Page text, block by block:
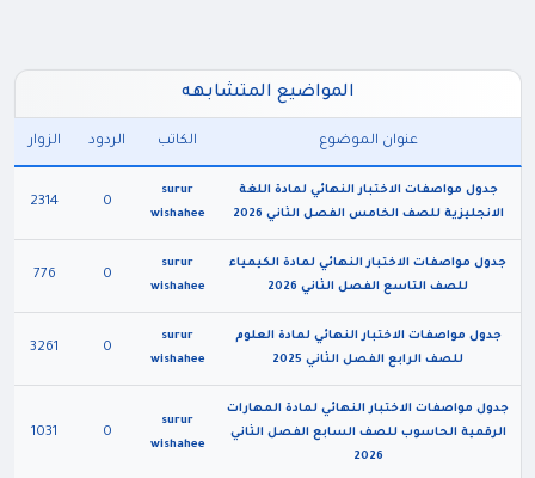
المواضيع المتشابهه
عنوان الموضوع الكاتب الردود الزوار
جدول مواصفات الاختبار النهائي لمادة اللغة
الانجليزية للصف الخامس الفصل الثاني 2026
surur
wishahee
0
2314
جدول مواصفات الاختبار النهائي لمادة الكيمياء
للصف التاسع الفصل الثاني 2026
surur
wishahee
0
776
جدول مواصفات الاختبار النهائي لمادة العلوم
للصف الرابع الفصل الثاني 2025
surur
wishahee
0
3261
جدول مواصفات الاختبار النهائي لمادة المهارات
الرقمية الحاسوب للصف السابع الفصل الثاني
2026
surur
wishahee
0
1031